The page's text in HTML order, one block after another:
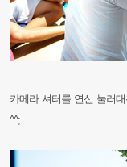
카메라 셔터를 연신 눌러
^^;